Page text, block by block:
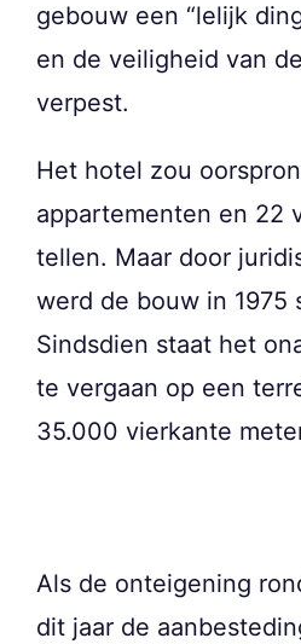
gebouw een “lelijk
en de veiligheid van
verpest.
Het hotel zou
appartementen en 22
tellen. Maar door
werd de bouw in 1975
Sindsdien staat het
te vergaan op een
35.000 vierkante
Als de onteigening
dit jaar de